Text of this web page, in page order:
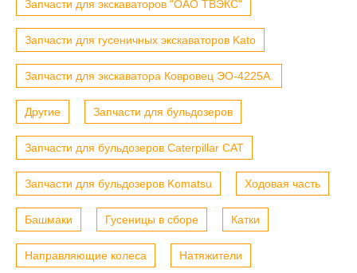
Запчасти для экскаваторов "ОАО ТВЭКС"
Запчасти для гусеничных экскаваторов Kato
Запчасти для экскаватора Ковровец ЭО-4225А.
Другие Запчасти для бульдозеров
Запчасти для бульдозеров Caterpillar CAT
Запчасти для бульдозеров Komatsu Ходовая часть
Башмаки Гусеницы в сборе Катки
Направляющие колеса Натяжители